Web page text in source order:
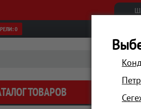
0
ТОВАРОВ АКЦИИ